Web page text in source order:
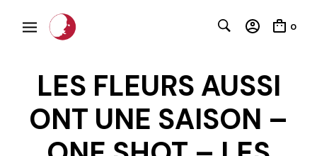
0
LES FLEURS AUSSI
ONT UNE SAISON –